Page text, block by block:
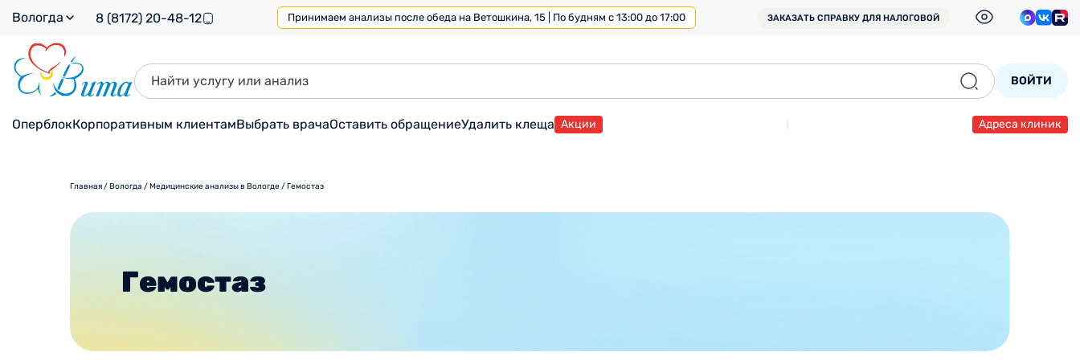
Вологда 8 (8172) 20-48-12 Принимаем анализы после обеда на Ветошкина, 15 | По будням с 13:00 до 17:00 ЗАКАЗАТЬ СПРАВКУ ДЛЯ НАЛОГОВОЙ
ВОЙТИ
ОперблокКорпоративным клиентамВыбрать врачаОставить обращениеУдалить клеща Акции Адреса клиник
Главная/Вологда /Медицинские анализы в Вологде /Гемостаз
Гемостаз